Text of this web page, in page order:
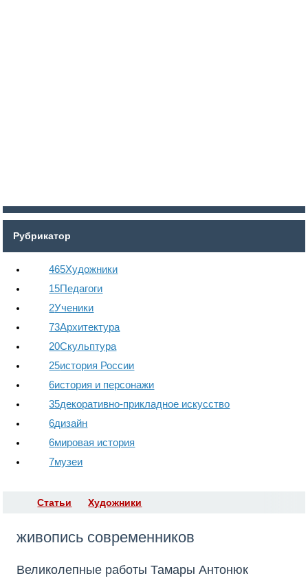
Рубрикатор
465Художники
15Педагоги
2Ученики
73Архитектура
20Скульптура
25история России
6история и персонажи
35декоративно-прикладное искусство
6дизайн
6мировая история
7музеи
Статьи Художники
живопись современников
Великолепные работы Тамары Антонюк